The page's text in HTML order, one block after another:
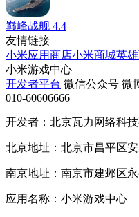
巅峰战舰 4.4
友情链接
小米应用商店小米商城英
小米游戏中心
开发者平台 微信公众号 微
010-60606666
开发者：北京瓦力网络科技
北京地址：北京市昌平区
南京地址：南京市建邺区
应用名称：小米游戏中心